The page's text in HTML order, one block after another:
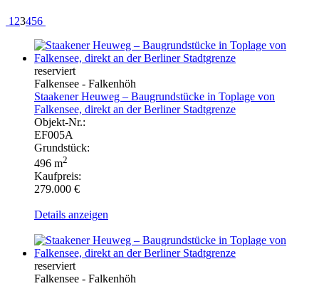
1 23456
reserviert
Falkensee - Falkenhöh
Staakener Heuweg – Baugrundstücke in Toplage von
Falkensee, direkt an der Berliner Stadtgrenze
Objekt-Nr.:
EF005A
Grundstück:
496 m2
Kaufpreis:
279.000 €
Details anzeigen
reserviert
Falkensee - Falkenhöh